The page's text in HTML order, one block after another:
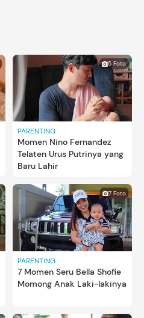
5 Foto
PARENTING
Momen Nino Fernandez
Telaten Urus Putrinya yang
Baru Lahir
7 Foto
PARENTING
7 Momen Seru Bella Shofie
Momong Anak Laki-lakinya